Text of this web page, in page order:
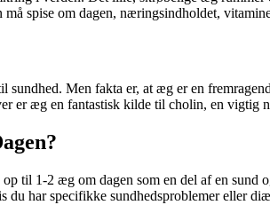
spise om dagen, næringsindholdet,
Men fakta er, at æg er en
er æg en fantastisk kilde til cholin, en vigtig
til 1-2 æg om dagen som en del af en
har specifikke sundhedsproblemer eller